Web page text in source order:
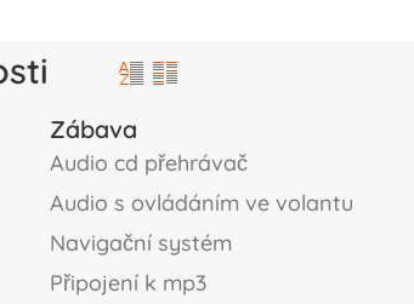
Zábava
audio cd přehrávač
audio s ovládáním ve volantu
navigační systém
připojení k mp3